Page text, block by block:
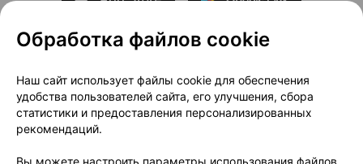
О проекте
Новости проекта
Размещение рекламы
Медицинский маркетинг
Публичный договор
Доставка
Обработка файлов cookie
Наш сайт использует файлы cookie для обеспечения
удобства пользователей сайта, его улучшения, сбора
статистики и предоставления персонализированных
рекомендаций.
Вы можете настроить параметры использования файлов